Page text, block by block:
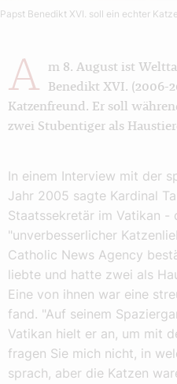
Papst Benedikt XVI. soll ein echter
A
m 8. August ist
Benedikt XVI. (2006-
Katzenfreund. Er soll
zwei Stubentiger als
In einem Interview mit der
Jahr 2005 sagte Kardinal
Staatssekretär im Vatikan -
"unverbesserlicher
Catholic News Agency
liebte und hatte zwei als
Eine von ihnen war eine
fand. "Auf seinem
Vatikan hielt er an, um mit
fragen Sie mich nicht, in
sprach, aber die Katzen